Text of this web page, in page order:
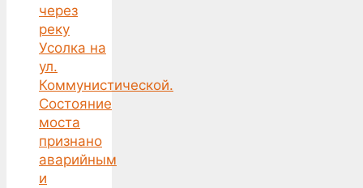
через
реку
Усолка на
ул.
Коммунистической.
Состояние
моста
признано
аварийным
и